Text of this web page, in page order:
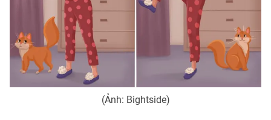
Nguyễn Trọng Ninh
Tổng đài VTV:
024.38 355 931 - 024.38 355 932
Ðiện thoại Thời báo VTV:
Email:
toasoan@vtv.vn
Liên hệ quảng cáo:024-7300.7108
(Ảnh: Bightside)